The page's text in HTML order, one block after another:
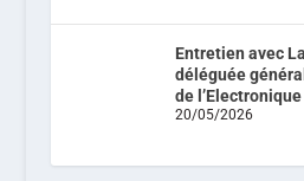
Entretien avec
déléguée
de
20/05/2026